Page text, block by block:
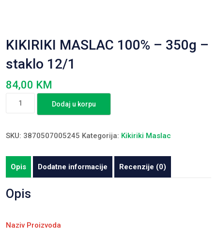
KIKIRIKI MASLAC 100% – 350g –
staklo 12/1
84,00 KM
KIKIRIKI
-
-
staklo
12/1
količina
Dodaj u korpu
SKU: 3870507005245 Kategorija: Kikiriki Maslac
Opis Dodatne informacije Recenzije (0)
Opis
Naziv Proizvoda